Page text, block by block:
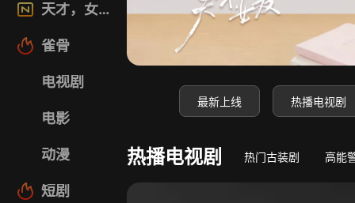
天才，女友
雀骨
电视剧
电影
动漫
短剧
最新上线 热播电视剧
热播电视剧 热门古装剧 高能